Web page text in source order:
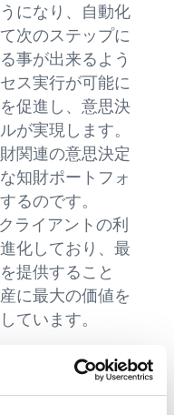
になり、自動化
次のステップに
事が出来るよう
ス実行が可能に
促進し、意思決
が実現します。
関連の意思決定
知財ポートフォ
るのです。
ライアントの利
化しており、最
提供すること
に最大の価値を
ています。
）によるアナクア